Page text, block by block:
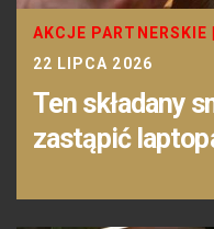
AKCJE PARTNERSKIE
22 LIPCA 2026
Ten składany
zastąpić